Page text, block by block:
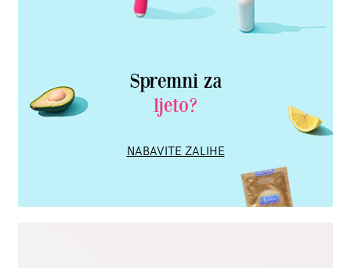
Spremni za
ljeto?
NABAVITE ZALIHE